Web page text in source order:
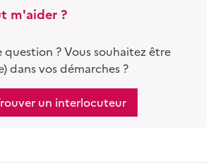
m'aider ?
question ? Vous souhaitez être
dans vos démarches ?
un interlocuteur